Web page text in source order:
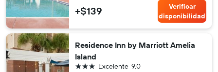
+$139
Verificar
disponibilidad
Residence Inn by Marriott Amelia
Island
9.0
Excelente
3 estrellas